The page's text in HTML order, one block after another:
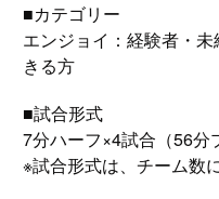
■カテゴリー
エンジョイ：経験者・
きる方
■試合形式
7分ハーフ×4試合（56分
※試合形式は、チーム数